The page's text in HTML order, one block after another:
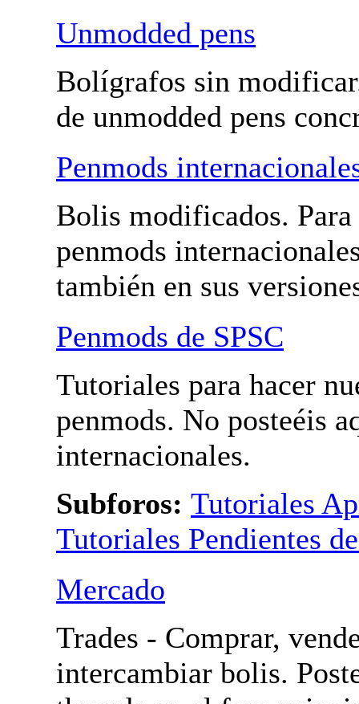
Para hablar de todo lo
con los bolis.
Unmodded pens
Bolígrafos sin
hablar de unmodded
Penmods
Bolis modificados. Para
penmods
también en sus
Penmods de SPSC
Tutoriales para hacer
penmods. No posteéis
penmods
Subforos:
Tutoriales Pendientes de
Aprobación
Mercado